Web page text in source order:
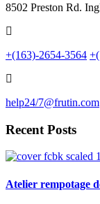
8502 Preston Rd.
+(163)-2654-3564
help24/7@frutin.com
Recent Posts
Atelier rempotage